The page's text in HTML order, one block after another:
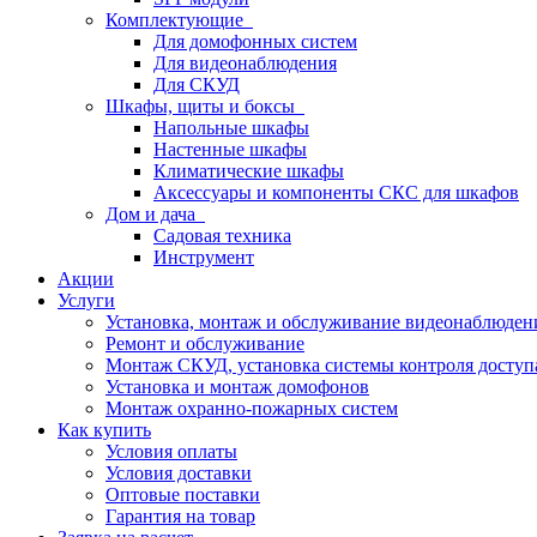
Комплектующие
Для домофонных систем
Для видеонаблюдения
Для СКУД
Шкафы, щиты и боксы
Напольные шкафы
Настенные шкафы
Климатические шкафы
Аксессуары и компоненты СКС для шкафов
Дом и дача
Садовая техника
Инструмент
Акции
Услуги
Установка, монтаж и обслуживание
Ремонт и обслуживание
Монтаж СКУД, установка системы контроля
Установка и монтаж домофонов
Монтаж охранно-пожарных систем
Как купить
Условия оплаты
Условия доставки
Оптовые поставки
Гарантия на товар